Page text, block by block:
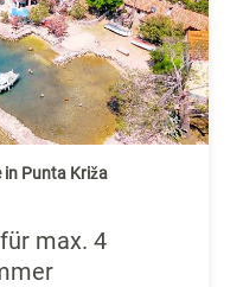
in Punta Križa
max. 4